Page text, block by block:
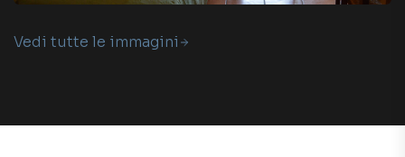
Vedi tutte le immagini